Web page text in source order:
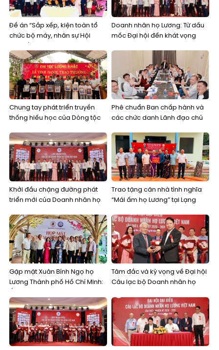
Đề án “Sắp xếp, kiện toàn tổ
chức bộ máy, nhân sự Hội
cấp tỉnh”
Doanh nhân họ Lương: Từ dấu
mốc Đại hội đến khát vọng
Chung tay phát triển truyền
thống hiếu học của Dòng tộc
đổi bằng tri thức, học vấn
Phê chuẩn Ban chấp hành và
các chức danh Lãnh đạo chủ
họ Lương Việt Nam
Khởi đầu chặng đường phát
triển mới của Doanh nhân họ
Trao tặng căn nhà tình nghĩa
“Mái ấm họ Lương” tại Lạng
Gặp mặt Xuân Bính Ngọ họ
Lương Thành phố Hồ Chí Minh:
thế hệ
Tâm đắc và kỳ vọng về Đại hội
Câu lạc bộ Doanh nhân họ